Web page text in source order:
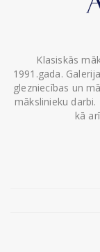
Klasiskās
1991.gada.
glezniecības un
mākslinieku
kā